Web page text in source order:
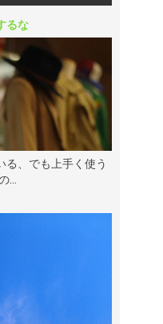
るな
る、でも上手く使う
...